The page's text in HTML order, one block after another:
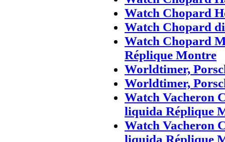
Watch Chopard
Watch Chopard
Watch Chopard
Réplique Montre
Worldtimer,
Worldtimer,
Watch Vacheron
liquida Réplique
Watch Vacheron
liquida Réplique